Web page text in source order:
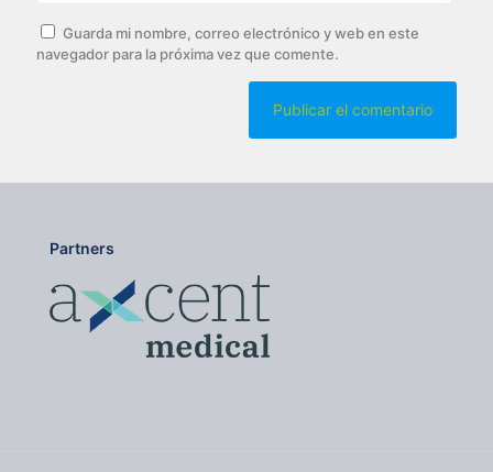
Guarda mi nombre, correo electrónico y web en este
navegador para la próxima vez que comente.
Partners